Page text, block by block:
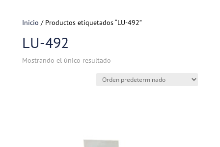
Inicio / Productos etiquetados “LU-492”
LU-492
Mostrando el único resultado